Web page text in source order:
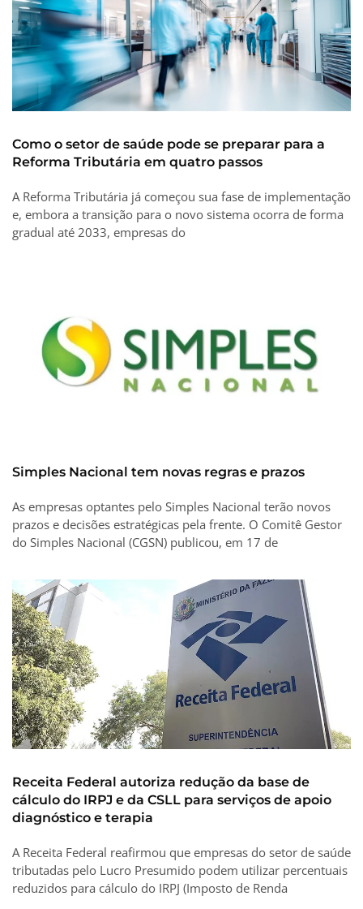
Como o setor de saúde pode se preparar para a
Reforma Tributária em quatro passos
A Reforma Tributária já começou sua fase de implementação
e, embora a transição para o novo sistema ocorra de forma
gradual até 2033, empresas do
Simples Nacional tem novas regras e prazos
As empresas optantes pelo Simples Nacional terão novos
prazos e decisões estratégicas pela frente. O Comitê Gestor
do Simples Nacional (CGSN) publicou, em 17 de
Receita Federal autoriza redução da base de
cálculo do IRPJ e da CSLL para serviços de apoio
diagnóstico e terapia
A Receita Federal reafirmou que empresas do setor de saúde
tributadas pelo Lucro Presumido podem utilizar percentuais
reduzidos para cálculo do IRPJ (Imposto de Renda